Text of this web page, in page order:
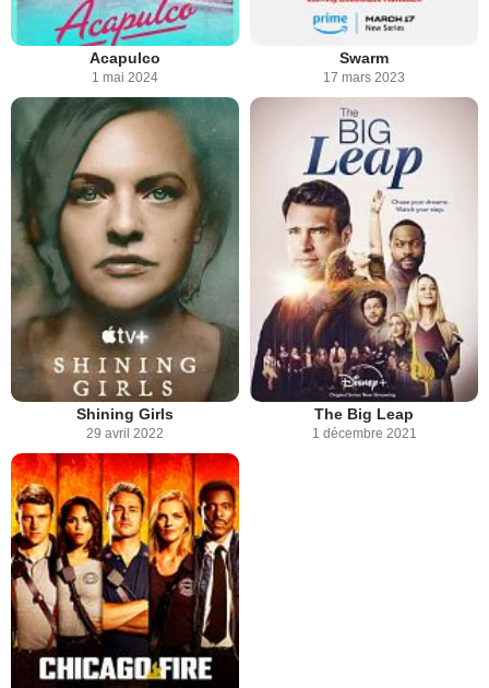
Acapulco
1 mai 2024
Swarm
17 mars 2023
Shining Girls
29 avril 2022
The Big Leap
1 décembre 2021